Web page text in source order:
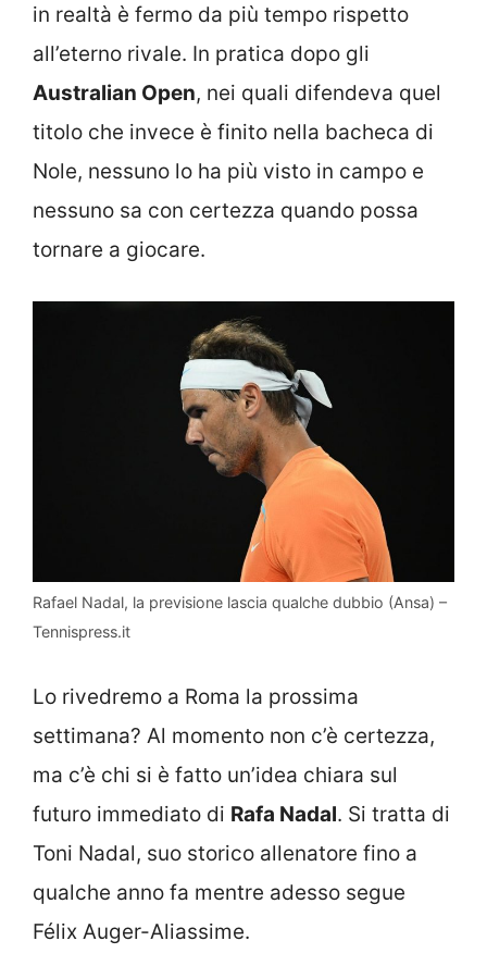
in realtà è fermo da più tempo rispetto
all’eterno rivale. In pratica dopo gli
Australian Open, nei quali difendeva quel
titolo che invece è finito nella bacheca di
Nole, nessuno lo ha più visto in campo e
nessuno sa con certezza quando possa
tornare a giocare.
Rafael Nadal, la previsione lascia qualche dubbio (Ansa) –
Tennispress.it
Lo rivedremo a Roma la prossima
settimana? Al momento non c’è certezza,
ma c’è chi si è fatto un’idea chiara sul
futuro immediato di Rafa Nadal. Si tratta di
Toni Nadal, suo storico allenatore fino a
qualche anno fa mentre adesso segue
Félix Auger-Aliassime.